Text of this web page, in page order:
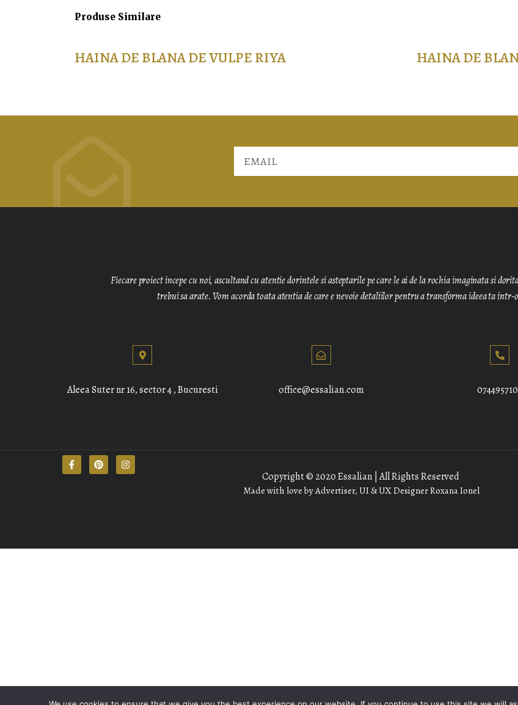
Produse Similare
HAINA DE BLANA DE VULPE RIYA HAINA DE
Fiecare proiect incepe cu noi, ascultand cu atentie dorintele si asteptarile pe care le ai de la rochia imaginata si
trebui sa arate. Vom acorda toata atentia de care e nevoie detaliilor pentru a transforma ideea ta
Aleea Suter nr 16, sector 4 , Bucuresti office@essalian.com
Copyright © 2020 Essalian | All Rights Reserved
Made with love by Advertiser, UI & UX Designer Roxana Ionel